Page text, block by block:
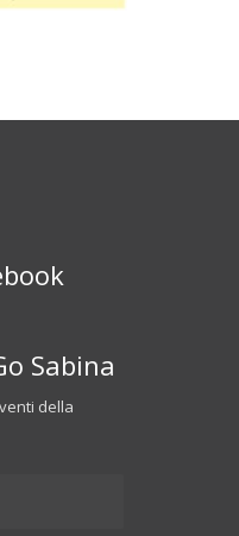
Sabina
della